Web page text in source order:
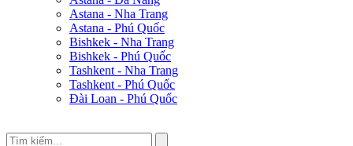
Astana - Nha Trang
Astana - Phú Quốc
Bishkek - Nha Trang
Bishkek - Phú Quốc
Tashkent - Nha Trang
Tashkent - Phú Quốc
Đài Loan - Phú Quốc